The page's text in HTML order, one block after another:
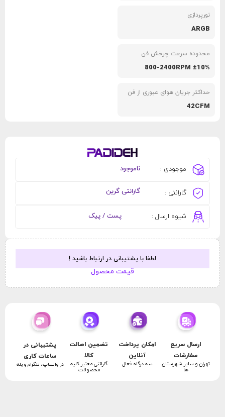
نورپردازی
ARGB
محدوده سرعت چرخش فن
800-2400RPM ±10%
حداکثر جریان هوای عبوری از فن
42CFM
موجودی : ناموجود
گارانتی : گارانتی گرین
شیوه ارسال : پست / پیک
لطفا با پشتیبانی در ارتباط باشید !
قیمت محصول
ارسال سریع
سفارشات
تهران و سایر شهرستان
ها
امکان پرداخت
آنلاین
سه درگاه فعال
تضمین اصالت
کالا
گارانتی معتبر کلیه
محصولات
پشتیبانی در
ساعات کاری
در واتساپ، تلگرام و بله